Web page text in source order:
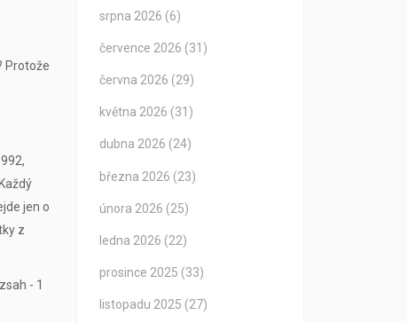
Protože
jen o
z
- 1
srpna 2026 (6)
července 2026 (31)
června 2026 (29)
května 2026 (31)
dubna 2026 (24)
března 2026 (23)
února 2026 (25)
ledna 2026 (22)
prosince 2025 (33)
listopadu 2025 (27)